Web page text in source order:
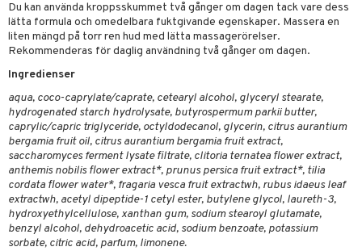
Du kan använda kroppsskummet två gånger om dagen tack vare dess
lätta formula och omedelbara fuktgivande egenskaper. Massera en
liten mängd på torr ren hud med lätta massagerörelser.
Rekommenderas för daglig användning två gånger om dagen.
Ingredienser
aqua, coco-caprylate/caprate, cetearyl alcohol, glyceryl stearate,
hydrogenated starch hydrolysate, butyrospermum parkii butter,
caprylic/capric triglyceride, octyldodecanol, glycerin, citrus aurantium
bergamia fruit oil, citrus aurantium bergamia fruit extract,
saccharomyces ferment lysate filtrate, clitoria ternatea flower extract,
anthemis nobilis flower extract*, prunus persica fruit extract*, tilia
cordata flower water*, fragaria vesca fruit extractwh, rubus idaeus leaf
extractwh, acetyl dipeptide-1 cetyl ester, butylene glycol, laureth-3,
hydroxyethylcellulose, xanthan gum, sodium stearoyl glutamate,
benzyl alcohol, dehydroacetic acid, sodium benzoate, potassium
sorbate, citric acid, parfum, limonene.
& buljong
fot
dusch & tvål